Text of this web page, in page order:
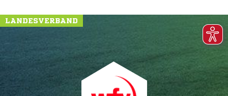
LANDESVERBAND